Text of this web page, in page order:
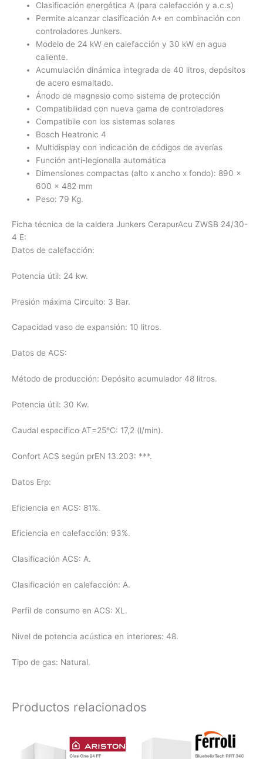
Clasificación energética A (para calefacción y a.c.s)
Permite alcanzar clasificación A+ en combinación con
controladores Junkers.
Modelo de 24 kW en calefacción y 30 kW en agua
caliente.
Acumulación dinámica integrada de 40 litros, depósitos
de acero esmaltado.
Ánodo de magnesio como sistema de protección
Compatibilidad con nueva gama de controladores
Compatibile con los sistemas solares
Bosch Heatronic 4
Multidisplay con indicación de códigos de averías
Función anti-legionella automática
Dimensiones compactas (alto x ancho x fondo): 890 x
600 x 482 mm
Peso: 79 Kg.
Ficha técnica de la caldera Junkers CerapurAcu ZWSB 24/30-
4 E:
Datos de calefacción:
Potencia útil: 24 kw.
Presión máxima Circuito: 3 Bar.
Capacidad vaso de expansión: 10 litros.
Datos de ACS:
Método de producción: Depósito acumulador 48 litros.
Potencia útil: 30 Kw.
Caudal específico AT=25ºC: 17,2 (l/min).
Confort ACS según prEN 13.203: ***.
Datos Erp:
Eficiencia en ACS: 81%.
Eficiencia en calefacción: 93%.
Clasificación ACS: A.
Clasificación en calefacción: A.
Perfil de consumo en ACS: XL.
Nivel de potencia acústica en interiores: 48.
Tipo de gas: Natural.
Productos relacionados